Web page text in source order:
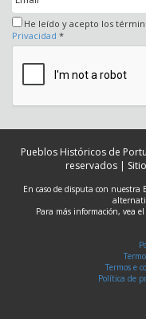
He leído y acepto los
Privacidad *
Pueblos Históricos de
reservados |
En caso de disputa con
Para más información, vea
Termos e
Política de